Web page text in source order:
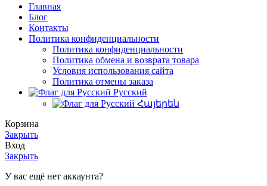
Главная
Блог
Контакты
Политика конфиденциальности
Политика конфиденциальности
Политика обмена и возврата товара
Условия использования сайта
Политика отмены заказа
Русский
Հայերեն
Корзина
Закрыть
Вход
Закрыть
У вас ещё нет аккаунта?